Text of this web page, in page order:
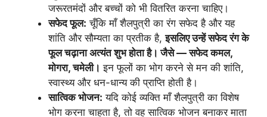
जरूरतमंदों और बच्चों को भी वितरित करना चाहिए।
सफेद फूल: चूँकि माँ शैलपुत्री का रंग सफेद है और यह
शांति और सौम्यता का प्रतीक है,इसलिए उन्हें सफेद रंग के
फूल चढ़ाना अत्यंत शुभ होता है। जैसे — सफेद कमल,
मोगरा, चमेली। इन फूलों का भोग करने से मन की शांति,
स्वास्थ्य और धन-धान्य की प्राप्ति होती है।
सात्विक भोजन: यदि कोई व्यक्ति माँ शैलपुत्री का विशेष
भोग करना चाहता है, तो वह सात्विक भोजन बनाकर माता